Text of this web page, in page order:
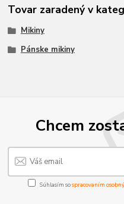
Tovar zaradený v
Mikiny
Pánske mikiny
Chcem
Súhlasím sospracovaním